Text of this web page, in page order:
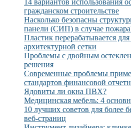
гражданском строительстве
Насколько безопасны
панели (СИП) в случае
Пластик перерабатывается
архитектурной сетки
Проблемы с двойным
решения
Современные проблемы
стандартов финансовой
Ядовиты ли окна ПВХ?
Медицинская мебель: 4
10 лучших советов для более
веб-страниц